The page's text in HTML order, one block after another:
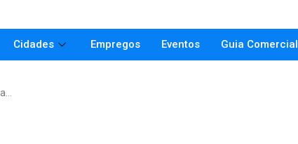
Cidades Empregos Eventos Guia Comercial